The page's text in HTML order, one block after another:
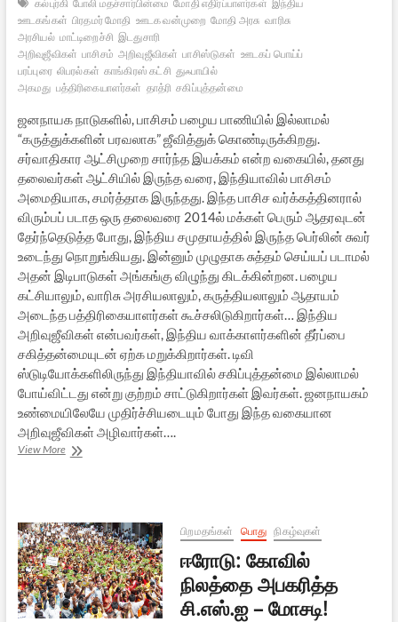
கல்புர்கி போலி மதச்சார்பின்மை மோதி எதிர்ப்பாளர்கள் இந்திய
ஊடகங்கள் பிரதமர் மோதி ஊடக வன்முறை மோதி அரசு வாரிசு
அரசியல் மாட்டிறைச்சி இடதுசாரி
அறிவுஜீவிகள் பாசிசம் அறிவுஜீவிகள் பாசிஸ்டுகள் ஊடகப் பொய்ப்
பரப்புரை லிபரல்கள் காங்கிரஸ் கட்சி துஃபாயில்
அகமது பத்திரிகையாளர்கள் தாத்ரி சகிப்புத்தன்மை
ஜனநாயக நாடுகளில், பாசிசம் பழைய பாணியில் இல்லாமல்
“கருத்துக்களின் பரவலாக” ஜீவித்துக் கொண்டிருக்கிறது.
சர்வாதிகார ஆட்சிமுறை சார்ந்த இயக்கம் என்ற வகையில், தனது
தலைவர்கள் ஆட்சியில் இருந்த வரை, இந்தியாவில் பாசிசம்
அமைதியாக, சமர்த்தாக இருந்தது. இந்த பாசிச வர்க்கத்தினரால்
விரும்பப் படாத ஒரு தலைவரை 2014ல் மக்கள் பெரும் ஆதரவுடன்
தேர்ந்தெடுத்த போது, இந்திய சமுதாயத்தில் இருந்த பெர்லின் சுவர்
உடைந்து நொறுங்கியது. இன்னும் முழுதாக சுத்தம் செய்யப் படாமல்
அதன் இடிபாடுகள் அங்கங்கு விழுந்து கிடக்கின்றன. பழைய
கட்சியாலும், வாரிசு அரசியலாலும், கருத்தியலாலும் ஆதாயம்
அடைந்த பத்திரிகையாளர்கள் கூச்சலிடுகிறார்கள்… இந்திய
அறிவுஜீவிகள் என்பவர்கள், இந்திய வாக்காளர்களின் தீர்ப்பை
சகித்தன்மையுடன் ஏற்க மறுக்கிறார்கள். டிவி
ஸ்டுடியோக்களிலிருந்து இந்தியாவில் சகிப்புத்தன்மை இல்லாமல்
போய்விட்டது என்று குற்றம் சாட்டுகிறார்கள் இவர்கள். ஜனநாயகம்
உண்மையிலேயே முதிர்ச்சியடையும் போது இந்த வகையான
அறிவுஜீவிகள் அழிவார்கள்….
View Moreஇந்திய
துஃபாயில்
அகமது
பிறமதங்கள் பொது நிகழ்வுகள்
ஈரோடு: கோவில்
நிலத்தை அபகரித்த
சி.எஸ்.ஐ – மோசடி!